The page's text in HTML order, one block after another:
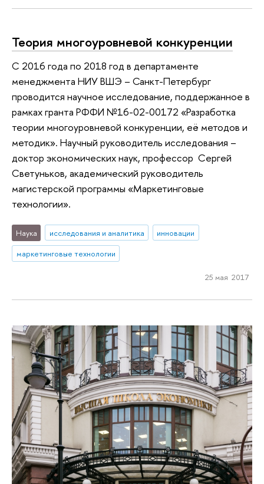
Теория многоуровневой конкуренции
С 2016 года по 2018 год в департаменте
менеджмента НИУ ВШЭ – Санкт-Петербург
проводится научное исследование, поддержанное в
рамках гранта РФФИ №16-02-00172 «Разработка
теории многоуровневой конкуренции, её методов и
методик». Научный руководитель исследования –
доктор экономических наук, профессор Сергей
Светуньков, академический руководитель
магистерской программы «Маркетинговые
технологии».
Наука исследования и аналитика
инновации
маркетинговые технологии
25 мая 2017